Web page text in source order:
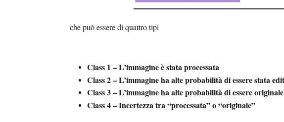
che può essere di quattro tipi
Class 1 – L’immagine è stata processata
Class 2 – L’immagine ha alte probabilità di essere stata
Class 3 – L’immagine ha alte probabilità di essere originale
Class 4 – Incertezza tra “processata” o “originale”